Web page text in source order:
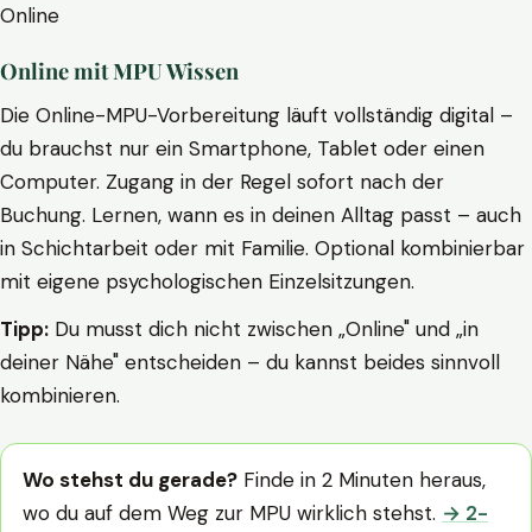
Online
Online mit MPU Wissen
Die Online-MPU-Vorbereitung läuft vollständig digital –
du brauchst nur ein Smartphone, Tablet oder einen
Computer. Zugang in der Regel sofort nach der
Buchung. Lernen, wann es in deinen Alltag passt – auch
in Schichtarbeit oder mit Familie. Optional kombinierbar
mit eigene psychologischen Einzelsitzungen.
Tipp: Du musst dich nicht zwischen „Online" und „in
deiner Nähe" entscheiden – du kannst beides sinnvoll
kombinieren.
Wo stehst du gerade? Finde in 2 Minuten heraus,
wo du auf dem Weg zur MPU wirklich stehst. → 2-